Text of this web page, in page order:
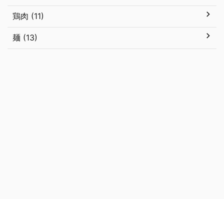
鶏肉 (11)
麺 (13)